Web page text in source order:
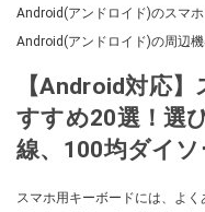
Android(アンドロイド)のスマ
Android(アンドロイド)の周辺
【Android対応
すすめ20選！選
線、100均ダイ
スマホ用キーボードには、よ